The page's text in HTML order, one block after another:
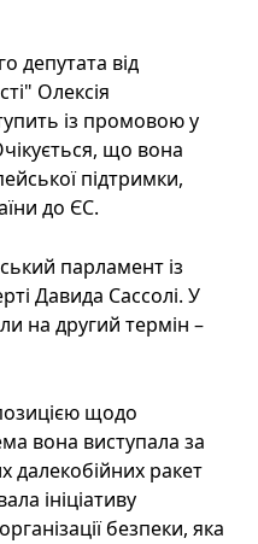
депутата від
Олексія
із промовою у
що вона
підтримки,
до ЄС.
парламент із
Давида Сассолі. У
на другий термін –
щодо
вона виступала за
далекобійних ракет
ініціативу
безпеки, яка